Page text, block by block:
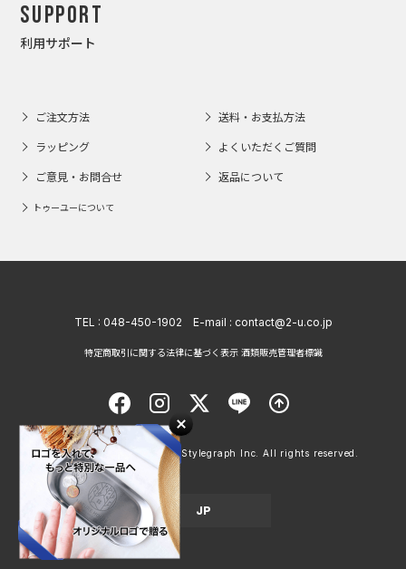
Support
利用サポート
ご注文方法 送料・お支払方法
ラッピング よくいただくご質問
ご意見・お問合せ 返品について
トゥーユーについて
TEL : 048-450-1902 E-mail : contact@2-u.co.jp
特定商取引に関する法律に基づく表示 酒類販売管理者標識
Copyright © 1998 - 2026 Stylegraph Inc. All rights reserved.
JP